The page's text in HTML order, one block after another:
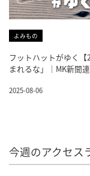
よみもの
フットハットがゆく【
まれるな」｜MK新聞
2025-08-06
今週のアクセス